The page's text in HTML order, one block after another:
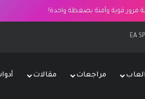
مرور قوية وآمنة بضغطة واحدة!
العاب مراجعات مقالات